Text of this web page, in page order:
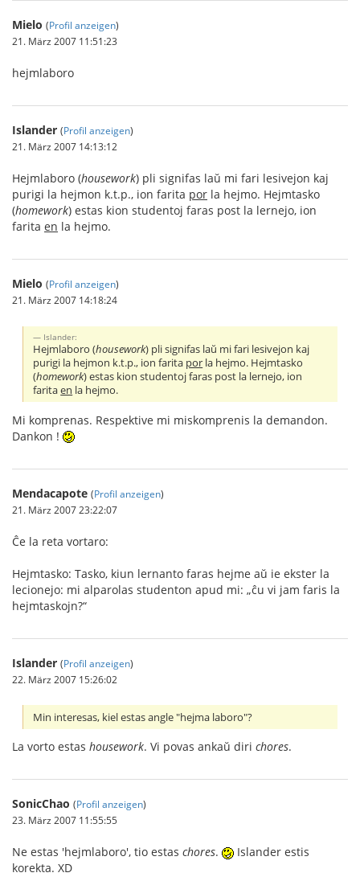
Mielo (Profil anzeigen)
21. März 2007 11:51:23
hejmlaboro
Islander (Profil anzeigen)
21. März 2007 14:13:12
Hejmlaboro (housework) pli signifas laŭ mi fari lesivejon kaj
purigi la hejmon k.t.p., ion farita por la hejmo. Hejmtasko
(homework) estas kion studentoj faras post la lernejo, ion
farita en la hejmo.
Mielo (Profil anzeigen)
21. März 2007 14:18:24
Islander:
Hejmlaboro (housework) pli signifas laŭ mi fari lesivejon kaj
purigi la hejmon k.t.p., ion farita por la hejmo. Hejmtasko
(homework) estas kion studentoj faras post la lernejo, ion
faritaen la hejmo.
Mi komprenas. Respektive mi miskomprenis la demandon.
Dankon !
Mendacapote (Profil anzeigen)
21. März 2007 23:22:07
Ĉe la reta vortaro:
Hejmtasko: Tasko, kiun lernanto faras hejme aŭ ie ekster la
lecionejo: mi alparolas studenton apud mi: „ĉu vi jam faris la
hejmtaskojn?“
Islander (Profil anzeigen)
22. März 2007 15:26:02
Min interesas, kiel estas angle "hejma laboro"?
La vorto estas housework. Vi povas ankaŭ diri chores.
SonicChao (Profil anzeigen)
23. März 2007 11:55:55
Ne estas 'hejmlaboro', tio estas chores.
Islander estis
korekta. XD